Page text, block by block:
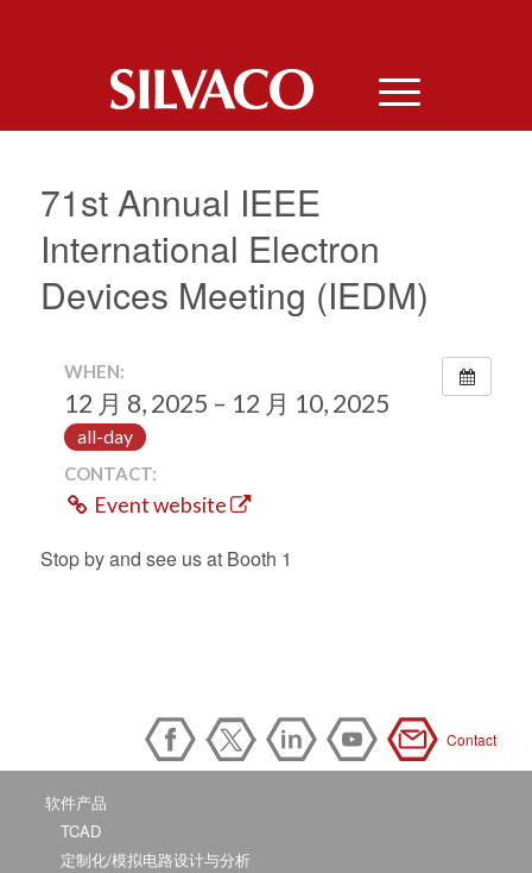
71st Annual IEEE
International Electron
Devices Meeting (IEDM)
WHEN:
12 月 8, 2025 – 12 月 10, 2025
all-day
CONTACT:
Event website
Stop by and see us at Booth 1
Contact
软件产品
TCAD
定制化/模拟电路设计与分析